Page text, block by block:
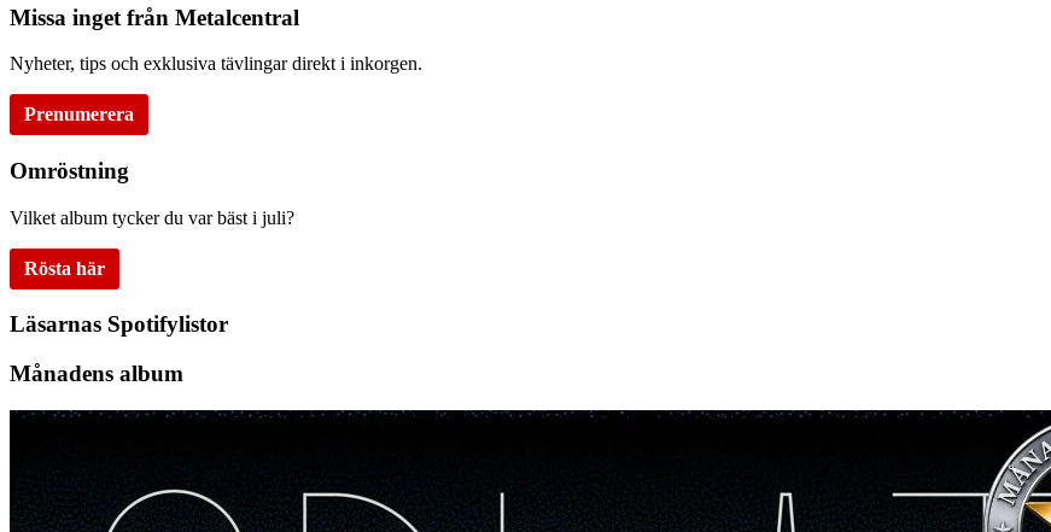
Missa inget från Metalcentral
Nyheter, tips och exklusiva tävlingar direkt i inkorgen.
Prenumerera
Omröstning
Vilket album tycker du var bäst i juli?
Rösta här
Läsarnas Spotifylistor
Månadens album